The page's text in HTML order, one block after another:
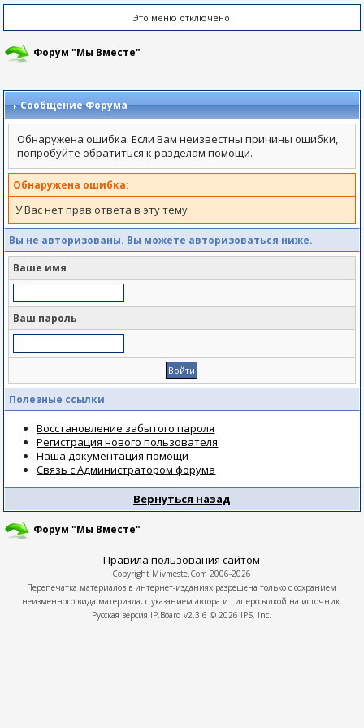
Это меню отключено
Форум "Мы Вместе"
Сообщение Форума
Обнаружена ошибка. Если Вам неизвестны причины ошибки,
попробуйте обратиться к разделам помощи.
Обнаружена ошибка:
У Вас нет прав ответа в эту тему
Вы не авторизованы. Вы можете авторизоваться ниже.
Ваше имя
Ваш пароль
Полезные ссылки
Восстановление забытого пароля
Регистрация нового пользователя
Наша документация помощи
Связь с Администратором форума
Вернуться назад
Форум "Мы Вместе"
Правила пользования сайтом
Copyright Mivmeste.Com 2006-2026
Перепечатка материалов в интернет-изданиях разрешена только с сохранием
неизменного вида материала, с указанием автора и гиперссылкой на источник.
Русская версия IP.Board v2.3.6 © 2026 IPS, Inc.